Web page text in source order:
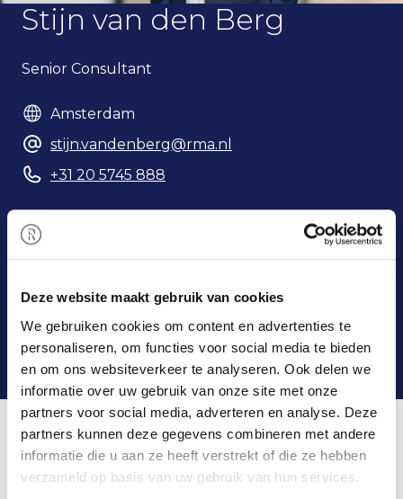
Deze website maakt gebruik van cookies
We gebruiken cookies om content en advertenties te
personaliseren, om functies voor social media te bieden
en om ons websiteverkeer te analyseren. Ook delen we
informatie over uw gebruik van onze site met onze
partners voor social media, adverteren en analyse. Deze
partners kunnen deze gegevens combineren met andere
informatie die u aan ze heeft verstrekt of die ze hebben
verzameld op basis van uw gebruik van hun services.
Stijn van den Berg
Senior Consultant
Amsterdam
stijn.vandenberg@rma.nl
+31 20 5745 888
Home/ Team/ Stijn van den Berg
Stijn & Rembrandt M&A
Stijn volgde zowel de bachelor Bedrijfseconomie